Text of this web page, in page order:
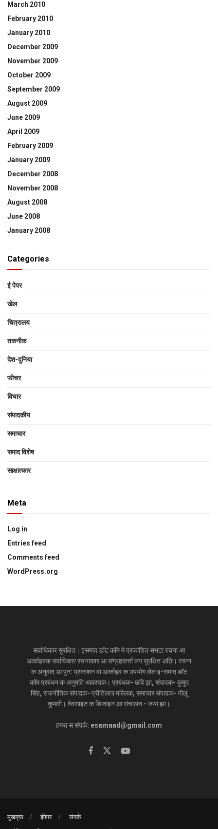
March 2010
February 2010
January 2010
December 2009
November 2009
October 2009
September 2009
August 2009
June 2009
April 2009
February 2009
January 2009
December 2008
November 2008
August 2008
June 2008
January 2008
Categories
ई पेपर
खेल
चित्रालय
तकनीक
देश-दुनिया
फीचर
विचार
संपादकीय
समाचार
समाद विशेष
साक्षात्‍कार
Meta
Log in
Entries feed
Comments feed
WordPress.org
सर्वाधिकार सुरक्षित। इसमाद डॉट कॉम मे प्रकाशित सभटा रचना आ
आर्काइवक सर्वाधिकार रचनाकार आ संग्रहकर्त्ता लग सुरक्षित अछि। रचना
क अनुवाद आ पुन: प्रकाशन वा आर्काइव क उपयोग लेल इ-समाद डॉट
कॉम प्रबंधन क अनुमति आवश्यक। प्रबंधक- छवि झा, संपादक- कुमुद
सिंह, राजनीतिक संपादक- प्रीतिलता मल्लिक, समाचार संपादक- नीलू
कुमारी। वेवसाइट क डिजाइन आ संचालन - जया झा।
हमरा स संपर्क: esamaad@gmail.com
मुखपृष्ठ ईपेपर संपर्क